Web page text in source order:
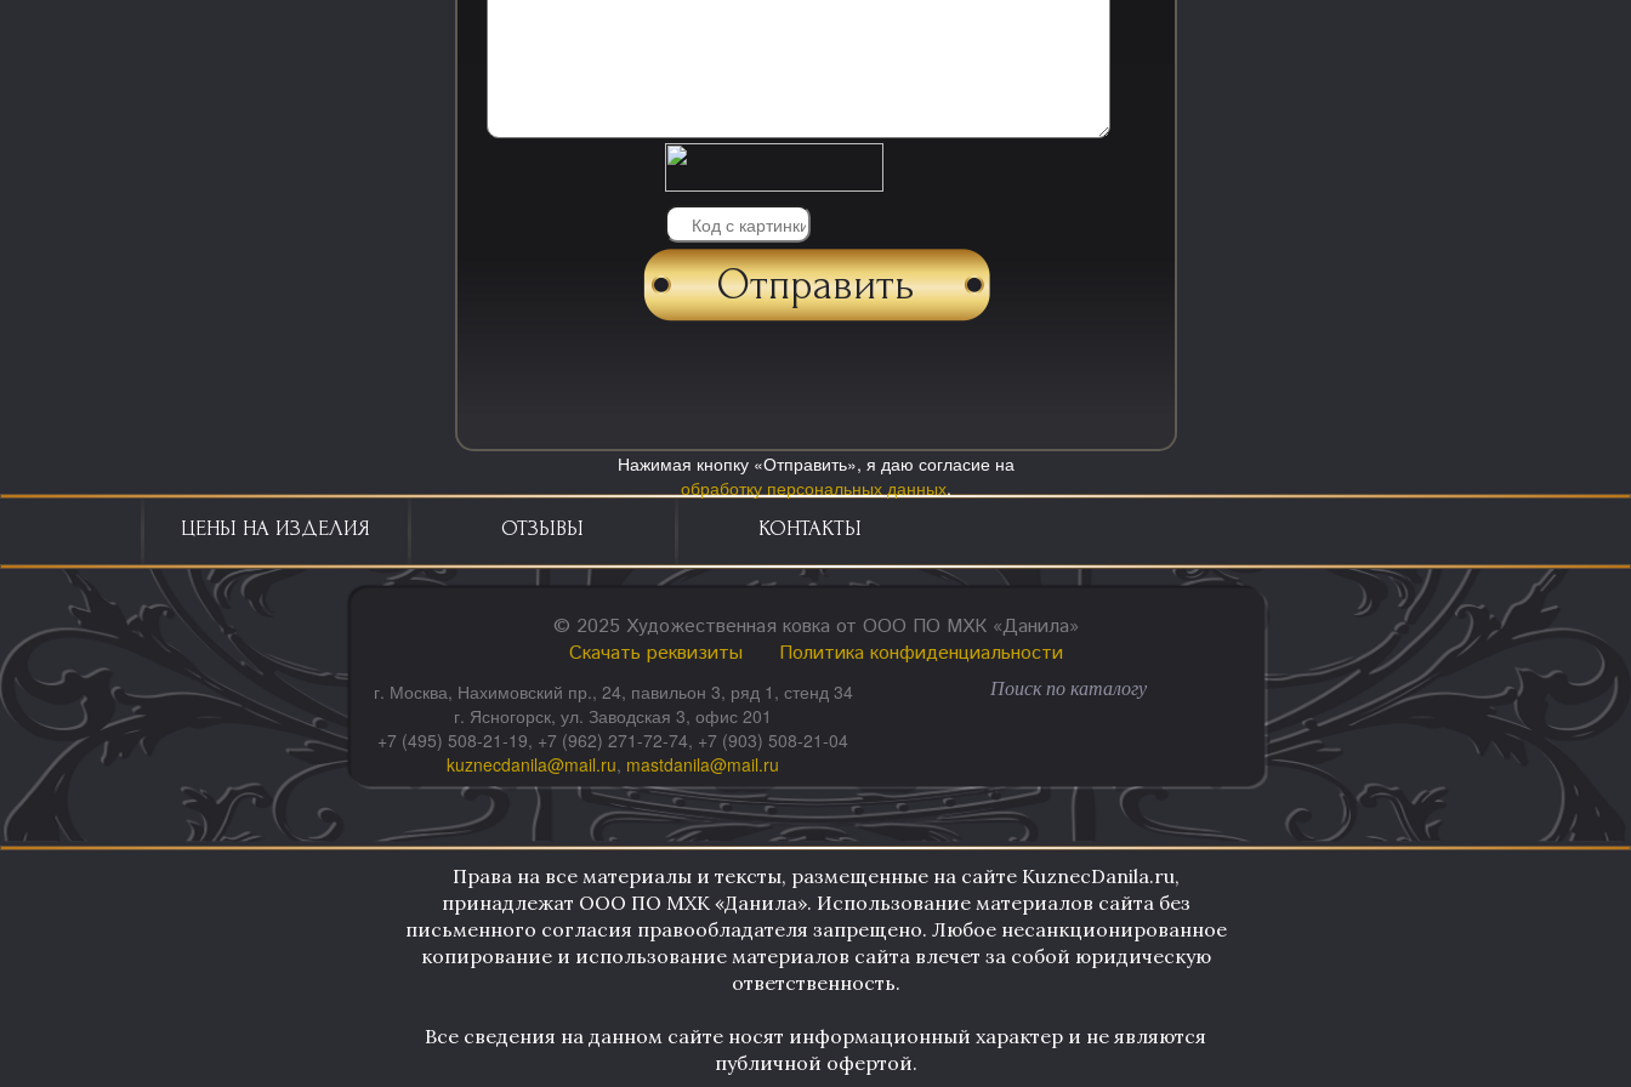
Нажимая кнопку «Отправить», я даю согласие на
обработку персональных данных.
ЦЕНЫ НА ИЗДЕЛИЯ ОТЗЫВЫ КОНТАКТЫ
© 2025 Художественная ковка от ООО ПО МХК «Данила»
Скачать реквизиты
Политика конфиденциальности
г. Москва, Нахимовский пр., 24, павильон 3, ряд 1, стенд 34
г. Ясногорск, ул. Заводская 3, офис 201
+7 (495) 508-21-19, +7 (962) 271-72-74, +7 (903) 508-21-04
kuznecdanila@mail.ru, mastdanila@mail.ru
Права на все материалы и тексты, размещенные на сайте KuznecDanila.ru,
принадлежат ООО ПО МХК «Данила». Использование материалов сайта без
письменного согласия правообладателя запрещено. Любое несанкционированное
копирование и использование материалов сайта влечет за собой юридическую
ответственность.
Все сведения на данном сайте носят информационный характер и не являются
публичной офертой.